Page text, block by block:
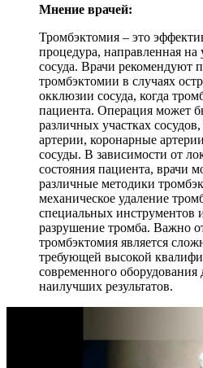
Мнение врачей:
Тромбэктомия – это
процедура, направленная на
сосуда. Врачи рекомендуют
тромбэктомии в случаях
окклюзии сосуда, когда
пациента. Операция может
различных участках
артерии, коронарные
сосуды. В зависимости от
состояния пациента, врачи
различные методики
механическое удаление
специальных инструментов
разрушение тромба. Важно
тромбэктомия является
требующей высокой
современного оборудования
наилучших результатов.